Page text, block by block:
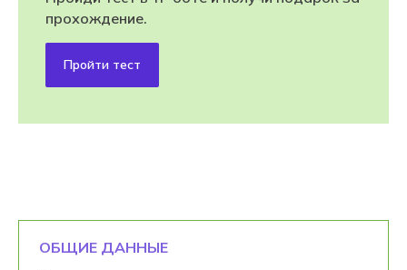
прохождение.
Пройти тест
ОБЩИЕ ДАННЫЕ